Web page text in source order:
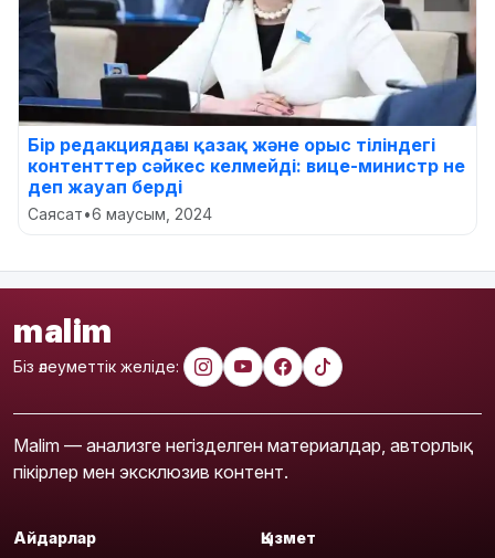
Бір редакциядағы қазақ және орыс тіліндегі
контенттер сәйкес келмейді: вице-министр не
деп жауап берді
Саясат•6 маусым, 2024
malim
Біз әлеуметтік желіде:
Malim — анализге негізделген материалдар, авторлық
пікірлер мен эксклюзив контент.
Айдарлар Қызмет